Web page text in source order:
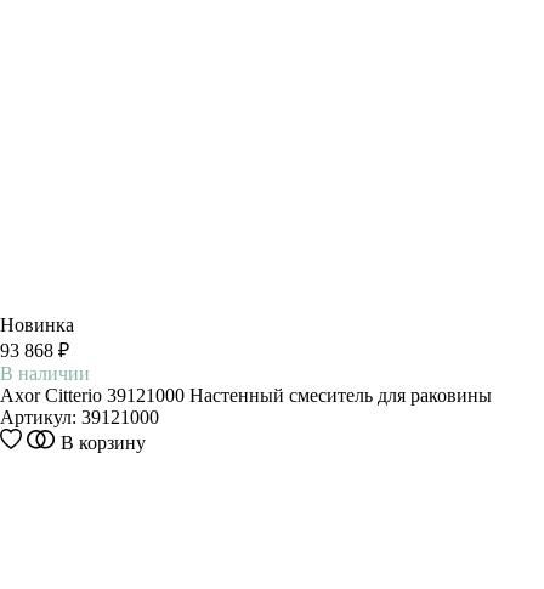
Новинка
93 868 ₽
В наличии
Axor Citterio 39121000 Настенный смеситель для раковины
Артикул: 39121000
В корзину